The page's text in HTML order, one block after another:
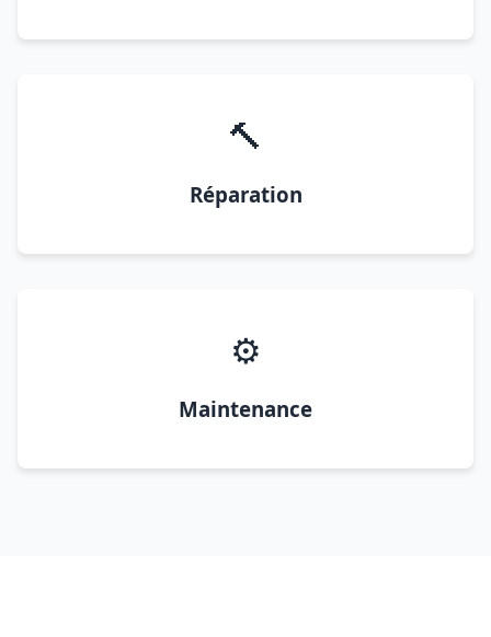
🔨
Réparation
⚙️
Maintenance